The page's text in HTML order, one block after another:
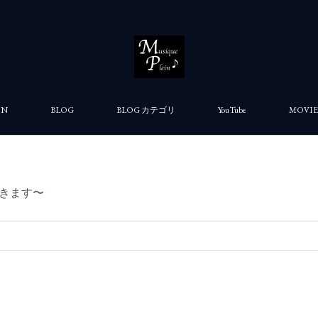
BLOG BLOG カテゴリ YouTube
ます〜